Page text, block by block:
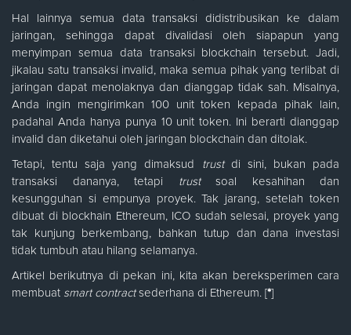
Hal lainnya semua data transaksi didistribusikan ke dalam
jaringan, sehingga dapat divalidasi oleh siapapun yang
menyimpan semua data transaksi blockchain tersebut. Jadi,
jikalau satu transaksi invalid, maka semua pihak yang terlibat di
jaringan dapat menolaknya dan dianggap tidak sah. Misalnya,
Anda ingin mengirimkan 100 unit token kepada pihak lain,
padahal Anda hanya punya 10 unit token. Ini berarti dianggap
invalid dan diketahui oleh jaringan blockchain dan ditolak.
Tetapi, tentu saja yang dimaksud trustdi sini, bukan pada
transaksi dananya, tetapi trustsoal kesahihan dan
kesungguhan si empunya proyek. Tak jarang, setelah token
dibuat di blockhain Ethereum, ICO sudah selesai, proyek yang
tak kunjung berkembang, bahkan tutup dan dana investasi
tidak tumbuh atau hilang selamanya.
Artikel berikutnya di pekan ini, kita akan bereksperimen cara
membuat smart contractsederhana di Ethereum. [*]